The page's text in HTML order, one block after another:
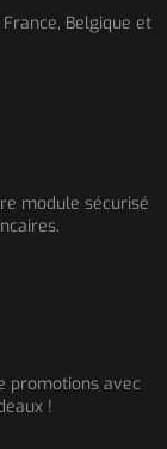
Belgique et
module sécurisé
promotions avec
!